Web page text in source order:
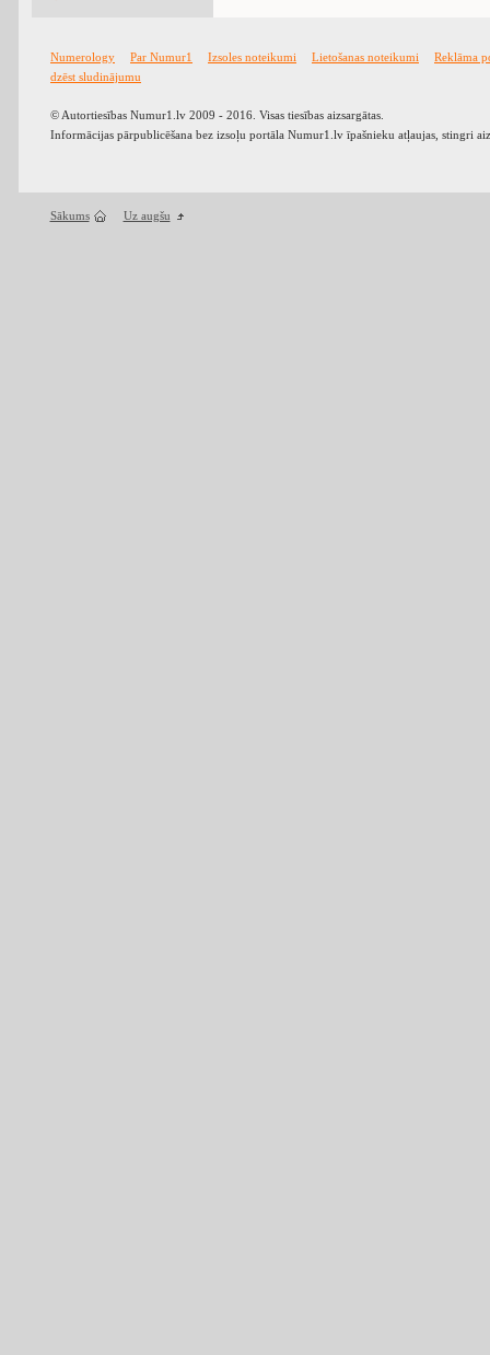
Numerology Par Numur1 Izsoles noteikumi Lietošanas noteikumi
Reklāma
dzēst sludinājumu
© Autortiesības Numur1.lv 2009 - 2016. Visas tiesības aizsargātas.
Informācijas pārpublicēšana bez izsoļu portāla Numur1.lv īpašnieku atļaujas, stingri
Sākums Uz augšu